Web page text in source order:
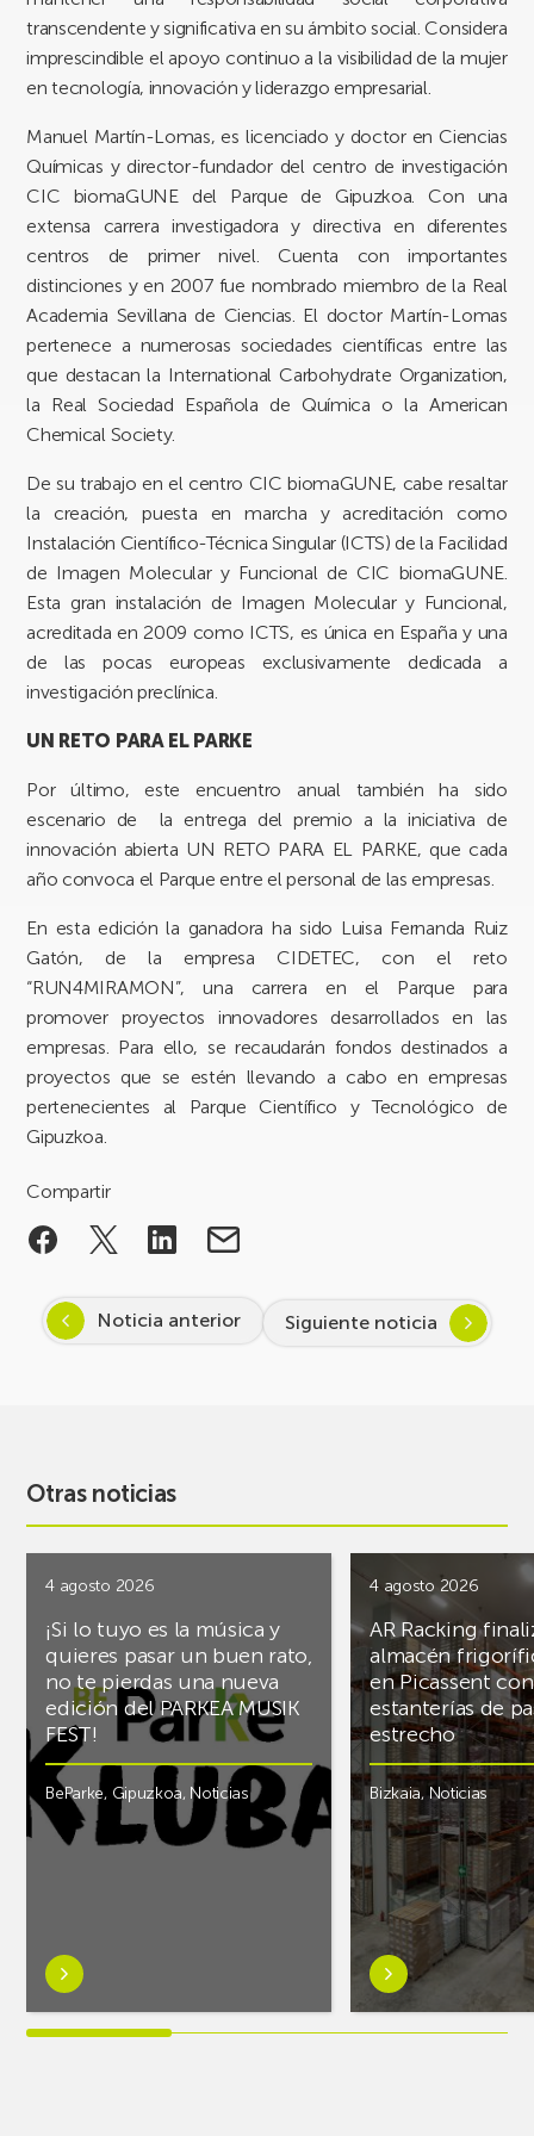
transcendente y significativa en su ámbito social. Considera
imprescindible el apoyo continuo a la visibilidad de la mujer
en tecnología, innovación y liderazgo empresarial.
Manuel Martín-Lomas, es licenciado y doctor en Ciencias
Químicas y director-fundador del centro de investigación
CIC biomaGUNE del Parque de Gipuzkoa. Con una
extensa carrera investigadora y directiva en diferentes
centros de primer nivel. Cuenta con importantes
distinciones y en 2007 fue nombrado miembro de la Real
Academia Sevillana de Ciencias. El doctor Martín-Lomas
pertenece a numerosas sociedades científicas entre las
que destacan la International Carbohydrate Organization,
la Real Sociedad Española de Química o la American
Chemical Society.
De su trabajo en el centro CIC biomaGUNE, cabe resaltar
la creación, puesta en marcha y acreditación como
Instalación Científico-Técnica Singular (ICTS) de la Facilidad
de Imagen Molecular y Funcional de CIC biomaGUNE.
Esta gran instalación de Imagen Molecular y Funcional,
acreditada en 2009 como ICTS, es única en España y una
de las pocas europeas exclusivamente dedicada a
investigación preclínica.
UN RETO PARA EL PARKE
Por último, este encuentro anual también ha sido
escenario de la entrega del premio a la iniciativa de
innovación abierta UN RETO PARA EL PARKE, que cada
año convoca el Parque entre el personal de las empresas.
En esta edición la ganadora ha sido Luisa Fernanda Ruiz
Gatón, de la empresaCIDETEC, con el reto
“RUN4MIRAMON”, una carrera en el Parque para
promover proyectos innovadores desarrollados en las
empresas. Para ello, se recaudarán fondos destinados a
proyectos que se estén llevando a cabo en empresas
pertenecientes al Parque Científico y Tecnológico de
Gipuzkoa.
Compartir
Noticia anterior Siguiente noticia
Otras noticias
4 agosto 2026
¡Si lo tuyo es la música y
quieres pasar un buen rato,
no te pierdas una nueva
edición del PARKEA MUSIK
FEST!
BeParke, Gipuzkoa, Noticias
Saber
más
sobre¡Si
4 agosto 2026
AR Racking
almacén
en Picassent con
estanterías de
estrecho
Bizkaia,Noticias
Saber
más